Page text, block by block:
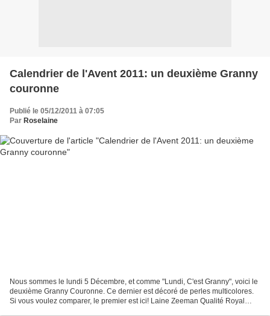
Calendrier de l'Avent 2011: un deuxième Granny
couronne
Publié le 05/12/2011 à 07:05
Par Roselaine
Nous sommes le lundi 5 Décembre, et comme "Lundi, C'est Granny", voici le
deuxième Granny Couronne. Ce dernier est décoré de perles multicolores.
Si vous voulez comparer, le premier est ici! Laine Zeeman Qualité Royal